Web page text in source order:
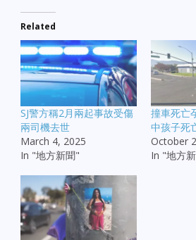
Related
SJ警方稱2月兩起事故受傷
兩司機去世
March 4, 2025
In "地方新聞"
撞車死亡
中孩子死
October
In "地方